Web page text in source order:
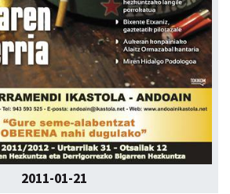
2011-01-21